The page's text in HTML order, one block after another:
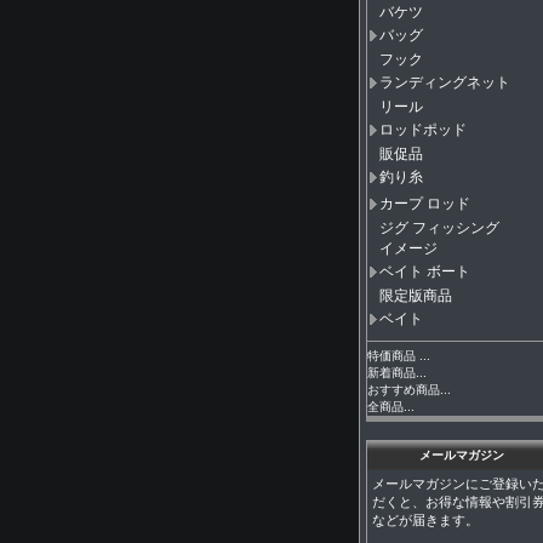
バケツ
バッグ
フック
ランディングネット
リール
ロッドポッド
販促品
釣り糸
カープ ロッド
ジグ フィッシング
イメージ
ベイト ボート
限定版商品
ベイト
特価商品 ...
新着商品...
おすすめ商品...
全商品...
メールマガジン
メールマガジンにご登録い
だくと、お得な情報や割引
などが届きます。